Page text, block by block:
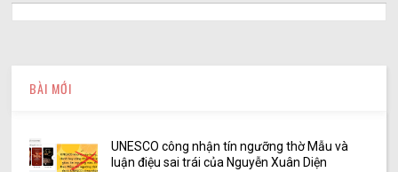
BÀI MỚI
UNESCO công nhận tín ngưỡng thờ Mẫu và
luận điệu sai trái của Nguyễn Xuân Diện